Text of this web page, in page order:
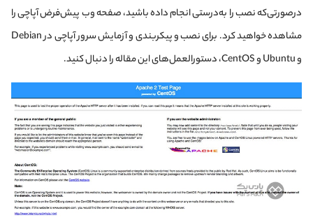
در‌صورتی‌که نصب را به‌درستی انجام داده باشید، صفحه وب پیش‌فرض آپاچی را
مشاهده خواهید کرد. برای نصب و پیکربندی و آزمایش سرور آپاچی در Debian
و Ubuntu و CentOS، دستورالعمل‌های این مقاله را دنبال کنید.